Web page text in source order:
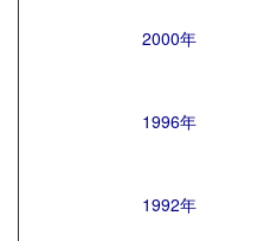
2000年
1996年
1992年